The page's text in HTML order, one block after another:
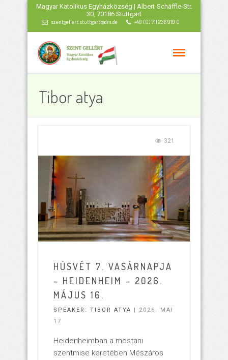
Magyar Katolikus Egyházközség | Albert-Schäffle-Str.
30, 70186 Stuttgart
szentgellert.stuttgart@drs.de +49 (0) 711 236 919 0
Tibor atya
321
HÚSVÉT 7. VASÁRNAPJA
– HEIDENHEIM – 2026.
MÁJUS 16.
SPEAKER: TIBOR ATYA
| 2026. MAI
17
Heidenheimban a mostani
szentmise keretében Mészáros